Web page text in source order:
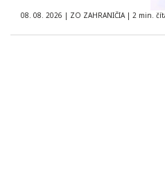
08. 08. 2026 | ZO ZAHRANIČIA | 2 min.